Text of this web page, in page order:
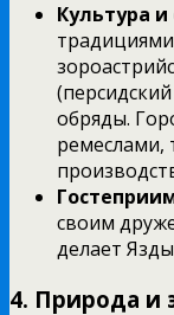
Культура
обряды.
ремеслами,
своим
делает
4. Природа и